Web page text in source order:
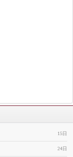
15日
24日